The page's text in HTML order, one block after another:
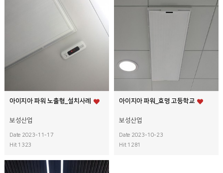
아이지아 파워 노출형_설치사례
보성산업
Date 2023-11-17
Hit 1323
아이지아 파워_효명 고등학교
보성산업
Date 2023-10-23
Hit 1281